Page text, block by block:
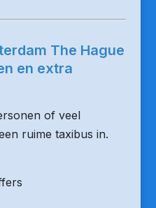
The Hague
en extra
of veel
ruime taxibus in.